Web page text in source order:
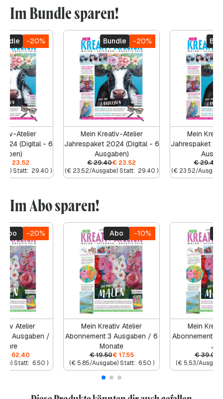
Im Bundle sparen!
-20%
Atelier
(Digital - 6
23.52
Statt: 29.40 )
Bundle -20%
Mein Kreativ-Atelier
Jahrespaket 2024 (Digital - 6
Ausgaben)
€29.40€ 23.52
(€ 23.52/Ausgabe) Statt: 29.40 )
Mein
Jahrespaket
€29.40
(€ 23.52/
Im Abo sparen!
Abo -20%
Atelier
12 Ausgaben /
62.40
Statt: 6.50 )
Abo -10%
Mein Kreativ Atelier
Abonnement 3 Ausgaben / 6
Monate
€19.50€ 17.55
(€5.85/Ausgabe) Statt: 6.50 )
Mein
Abonnement 6
€39.00
(€5.53/